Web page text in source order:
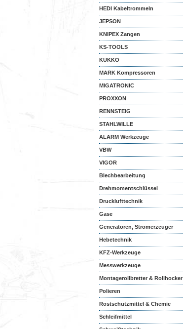
HEDI Kabeltrommeln
JEPSON
KNIPEX Zangen
KS-TOOLS
KUKKO
MARK Kompressoren
MIGATRONIC
PROXXON
RENNSTEIG
STAHLWILLE
ALARM Werkzeuge
VBW
VIGOR
Blechbearbeitung
Drehmomentschlüssel
Drucklufttechnik
Gase
Generatoren, Stromerzeuger
Hebetechnik
KFZ-Werkzeuge
Messwerkzeuge
Montagerollbretter & Rollhocker
Polieren
Rostschutzmittel & Chemie
Schleifmittel